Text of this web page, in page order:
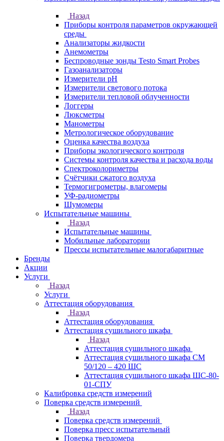
Назад
Приборы контроля параметров окружающей
среды
Анализаторы жидкости
Анемометры
Беспроводные зонды Testo Smart Probes
Газоанализаторы
Измерители pH
Измерители светового потока
Измерители тепловой облученности
Логгеры
Люксметры
Манометры
Метрологическое оборудование
Оценка качества воздуха
Приборы экологического контроля
Системы контроля качества и расхода воды
Спектроколориметры
Счётчики сжатого воздуха
Термогигрометры, влагомеры
УФ-радиометры
Шумомеры
Испытательные машины
Назад
Испытательные машины
Мобильные лаборатории
Прессы испытательные малогабаритные
Бренды
Акции
Услуги
Назад
Услуги
Аттестация оборудования
Назад
Аттестация оборудования
Аттестация сушильного шкафа
Назад
Аттестация сушильного шкафа
Аттестация сушильного шкафа СМ
50/120 – 420 ШС
Аттестация сушильного шкафа ШС-80-
01-СПУ
Калибровка средств измерений
Поверка средств измерений
Назад
Поверка средств измерений
Поверка пресс испытательный
Поверка твердомера